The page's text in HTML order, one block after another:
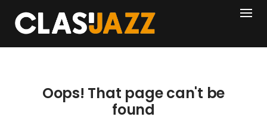
content
404
Oops! That page can't be
found